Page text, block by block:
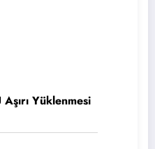
Yüklenmesi